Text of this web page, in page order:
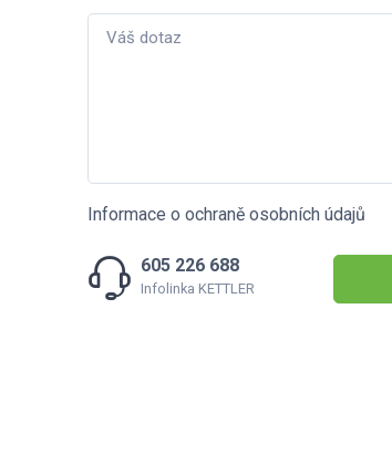
Informace o ochraně osobních údajů
605 226 688
Infolinka KETTLER